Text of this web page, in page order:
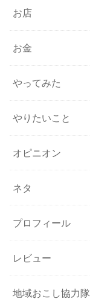
お店
お金
やってみた
やりたいこと
オピニオン
ネタ
プロフィール
レビュー
地域おこし協力隊